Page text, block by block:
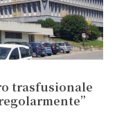
trasfusionale